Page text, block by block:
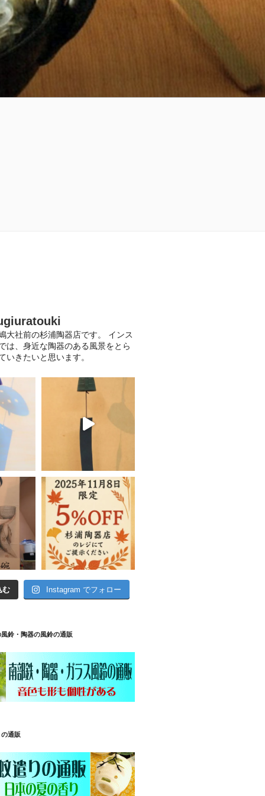
大社前の杉浦陶器店です。
インス
は、身近な陶器のある風景をとら
いきたいと思います。
む Instagram でフォロー
鈴・陶器の風鈴の通販
通販